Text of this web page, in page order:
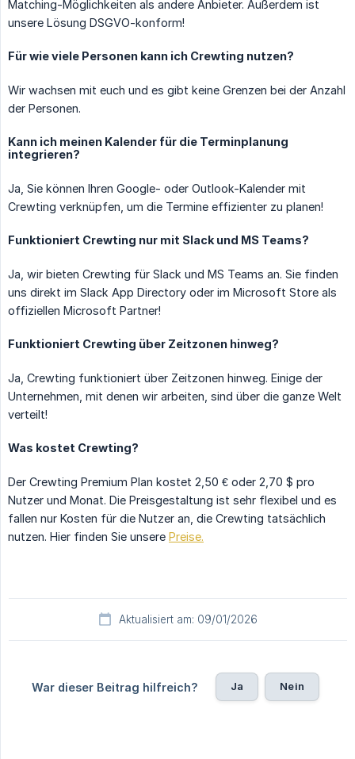
Matching-Möglichkeiten als andere Anbieter. Außerdem ist
unsere Lösung DSGVO-konform!
Für wie viele Personen kann ich Crewting nutzen?
Wir wachsen mit euch und es gibt keine Grenzen bei der Anzahl
der Personen.
Kann ich meinen Kalender für die Terminplanung
integrieren?
Ja, Sie können Ihren Google- oder Outlook-Kalender mit
Crewting verknüpfen, um die Termine effizienter zu planen!
Funktioniert Crewting nur mit Slack und MS Teams?
Ja, wir bieten Crewting für Slack und MS Teams an. Sie finden
uns direkt im Slack App Directory oder im Microsoft Store als
offiziellen Microsoft Partner!
Funktioniert Crewting über Zeitzonen hinweg?
Ja, Crewting funktioniert über Zeitzonen hinweg. Einige der
Unternehmen, mit denen wir arbeiten, sind über die ganze Welt
verteilt!
Was kostet Crewting?
Der Crewting Premium Plan kostet 2,50 € oder 2,70 $ pro
Nutzer und Monat. Die Preisgestaltung ist sehr flexibel und es
fallen nur Kosten für die Nutzer an, die Crewting tatsächlich
nutzen. Hier finden Sie unsere Preise.
Aktualisiert am: 09/01/2026
War dieser Beitrag hilfreich? Ja Nein